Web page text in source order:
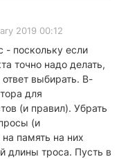
2019 00:12
- поскольку если
точно надо делать,
ответ выбирать. В-
для
(и правил). Убрать
(и
память на них
длины троса. Пусть в